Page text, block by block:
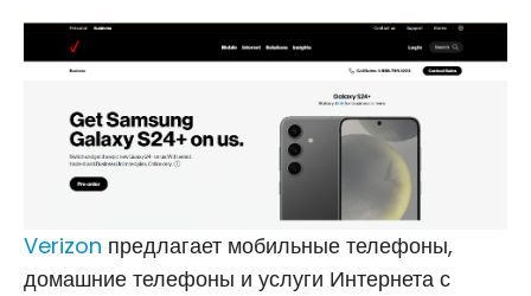
Verizon предлагает мобильные телефоны,
домашние телефоны и услуги Интернета с